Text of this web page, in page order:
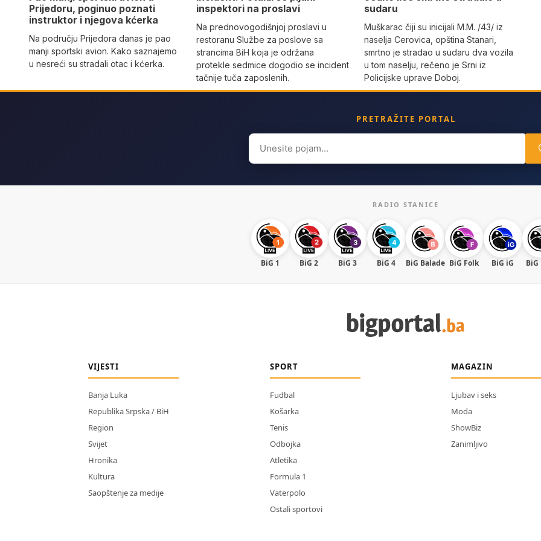
Prijedoru, poginuo poznati
instruktor i njegova kćerka
Na području Prijedora danas je pao
manji sportski avion. Kako saznajemo
u nesreći su stradali otac i kćerka.
inspektori na proslavi
Na prednovogodišnjoj proslavi u
restoranu Službe za poslove sa
strancima BiH koja je održana
protekle sedmice dogodio se incident
tačnije tuča zaposlenih.
sudaru
Muškarac čiji su inicijali M.M. /43/ iz
naselja Cerovica, opština Stanari,
smrtno je stradao u sudaru dva vozila
u tom naselju, rečeno je Srni iz
Policijske uprave Doboj.
PRETRAŽITE PORTAL
Search
for:
RADIO STANICE
BiG 1 BiG 2 BiG 3 BiG 4 BiG Balade BiG Folk BiG iG BiG
VIJESTI
Banja Luka
Republika Srpska / BiH
Region
Svijet
Hronika
Kultura
Saopštenje za medije
SPORT
Fudbal
Košarka
Tenis
Odbojka
Atletika
Formula 1
Vaterpolo
Ostali sportovi
MAGAZIN
Ljubav i seks
Moda
ShowBiz
Zanimljivo